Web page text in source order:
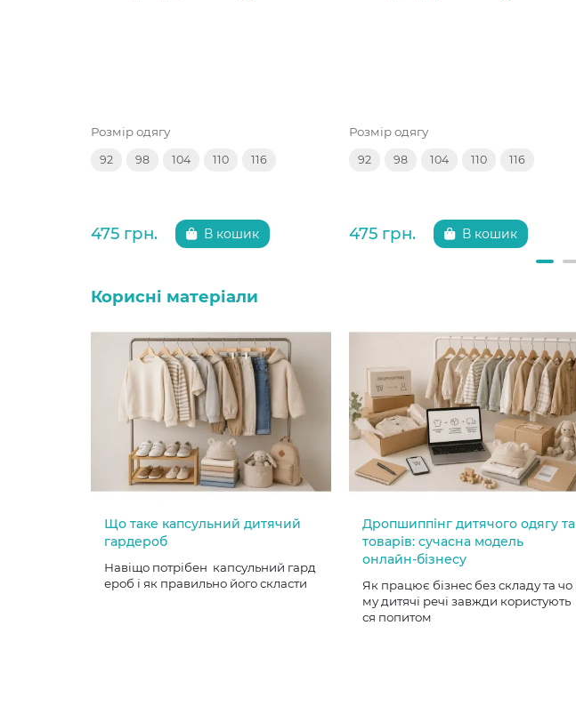
Розмір одягу
92 98 104 110 116
475 грн. В кошик
Розмір одягу
92 98 104 110 116
475 грн. В кошик
Корисні матеріали
Що таке капсульний дитячий
гардероб
Навіщо потрібен капсульний гард
ероб і як правильно його скласти
Дропшиппінг дитячого одягу та
товарів: сучасна модель
онлайн-бізнесу
Як працює бізнес без складу та чо
му дитячі речі завжди користують
ся попитом